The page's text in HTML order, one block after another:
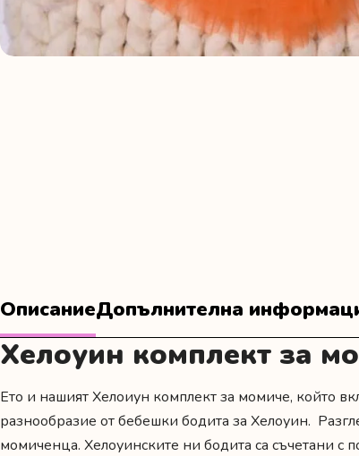
ОписаниеДопълнителна
Хелоуин комплект за
Ето и нашият Хелоиун комплект за момиче, който
разнообразие от бебешки бодита за Хелоуин.
момиченца. Хелоуинските ни бодита са съчетани с